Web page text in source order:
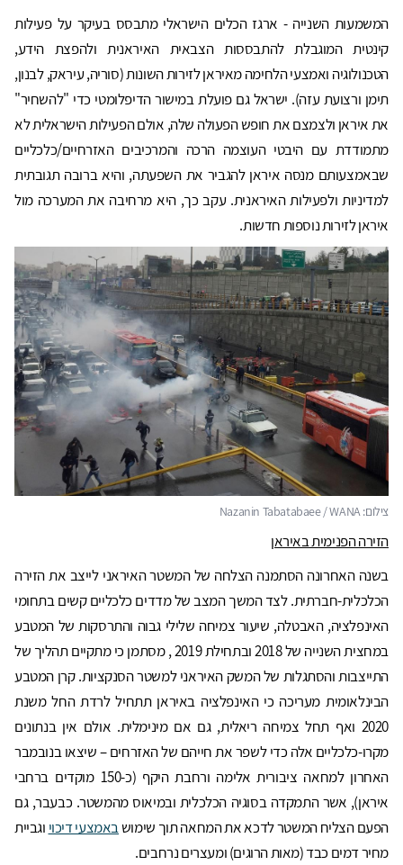
המשמעות השנייה - ארגז הכלים הישראלי מתבסס בעיקר על פעילות
קינטית המוגבלת להתבססות הצבאית האיראנית ולהפצת הידע,
הטכנולוגיה ואמצעי הלחימה מאיראן לזירות השונות (סוריה, עיראק, לבנון,
תימן ורצועת עזה). ישראל גם פועלת במישור הדיפלומטי כדי "להשחיר"
את איראן ולצמצם את חופש הפעולה שלה, אולם הפעילות הישראלית לא
מתמודדת עם היבטי העוצמה הרכה והמרכיבים האזרחיים/כלכליים
שבאמצעותם מנסה איראן להגביר את השפעתה, והיא ברובה תגובתית
למדיניות ולפעילות האיראנית. עקב כך, היא מרחיבה את המערכה מול
איראן לזירות נוספות חדשות.
צילום: Nazanin Tabatabaee / WANA
הזירה הפנימית באיראן
בשנה האחרונה הסתמנה הצלחה של המשטר האיראני לייצב את הזירה
הכלכלית-חברתית. לצד המשך המצב של מדדים כלכליים קשים בתחומי
האינפלציה, האבטלה, שיעור צמיחה שלילי גבוה והתרסקות של המטבע
במחצית השנייה של 2018 ובתחילת 2019 , מסתמן כי מתקיים תהליך של
התייצבות והסתגלות של המשק האיראני למשטר הסנקציות. קרן המטבע
הבינלאומית מעריכה כי האינפלציה באיראן תתחיל לרדת החל משנת
2020 ואף תחל צמיחה ריאלית, גם אם מינימלית. אולם אין בנתונים
מקרו-כלכליים אלה כדי לשפר את חייהם של האזרחים – שיצאו בנובמבר
האחרון למחאה ציבורית אלימה ורחבת היקף (כ-150 מוקדים ברחבי
איראן), אשר התמקדה בסוגיה הכלכלית ובמיאוס מהמשטר. כבעבר, גם
הפעם הצליח המשטר לדכא את המחאה תוך שימושבאמצעי דיכוי וגביית
מחיר דמים כבד (מאות הרוגים) ומעצרים נרחבים.